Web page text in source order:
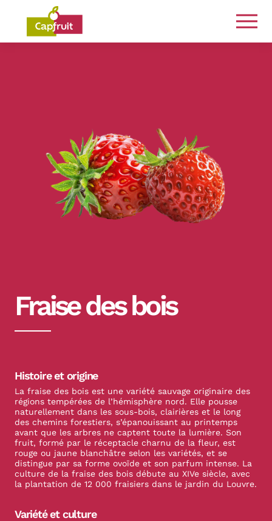
Engagés de la terre à l’assiette
Fraise des bois
Histoire et origine
La fraise des bois est une variété sauvage originaire des
régions tempérées de l’hémisphère nord. Elle pousse
naturellement dans les sous-bois, clairières et le long
des chemins forestiers, s’épanouissant au printemps
avant que les arbres ne captent toute la lumière. Son
fruit, formé par le réceptacle charnu de la fleur, est
rouge ou jaune blanchâtre selon les variétés, et se
distingue par sa forme ovoïde et son parfum intense. La
culture de la fraise des bois débute au XIVe siècle, avec
la plantation de 12 000 fraisiers dans le jardin du Louvre.
Variété et culture